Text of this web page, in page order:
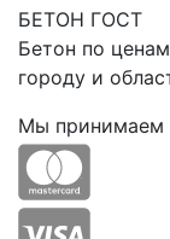
БЕТОН ГОСТ
Бетон по
городу и
Мы принимаем